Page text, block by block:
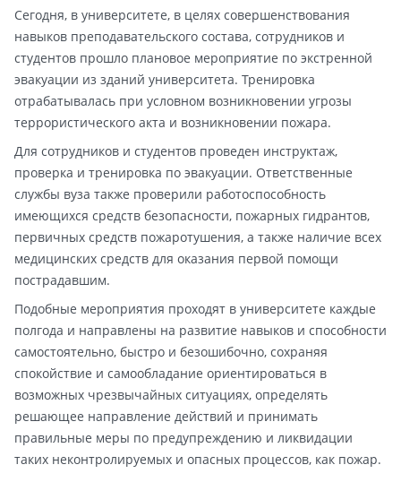
Сегодня, в университете, в целях совершенствования
навыков преподавательского состава, сотрудников и
студентов прошло плановое мероприятие по экстренной
эвакуации из зданий университета. Тренировка
отрабатывалась при условном возникновении угрозы
террористического акта и возникновении пожара.
Для сотрудников и студентов проведен инструктаж,
проверка и тренировка по эвакуации. Ответственные
службы вуза также проверили работоспособность
имеющихся средств безопасности, пожарных гидрантов,
первичных средств пожаротушения, а также наличие всех
медицинских средств для оказания первой помощи
пострадавшим.
Подобные мероприятия проходят в университете каждые
полгода и направлены на развитие навыков и способности
самостоятельно, быстро и безошибочно, сохраняя
спокойствие и самообладание ориентироваться в
возможных чрезвычайных ситуациях, определять
решающее направление действий и принимать
правильные меры по предупреждению и ликвидации
таких неконтролируемых и опасных процессов, как пожар.